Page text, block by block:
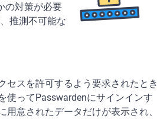
の対策が必要
推測不可能な
セスを許可するよう要求されたとき
使ってPasswardenにサインインす
意されたデータだけが表示され、